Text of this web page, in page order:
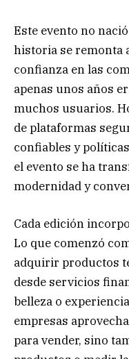
Este evento no
historia se remonta
confianza en las
apenas unos años
muchos usuarios.
de plataformas
confiables y
el evento se ha
modernidad y
Cada edición
Lo que comenzó
adquirir productos
desde servicios
belleza o
empresas
para vender, sino